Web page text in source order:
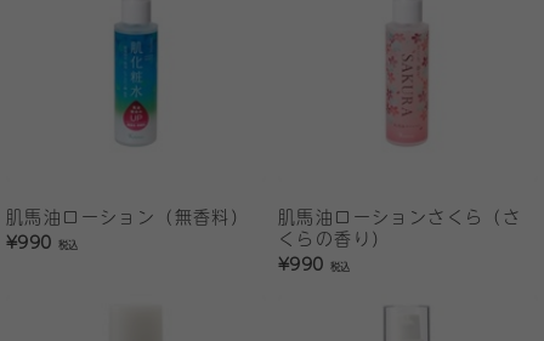
肌馬油ローション（無香料）
¥990 税込
肌馬油ローションさくら（さ
くらの香り）
¥990 税込